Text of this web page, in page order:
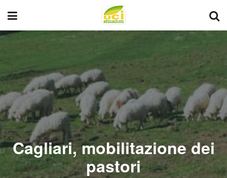
Cagliari, mobilitazione dei
pastori